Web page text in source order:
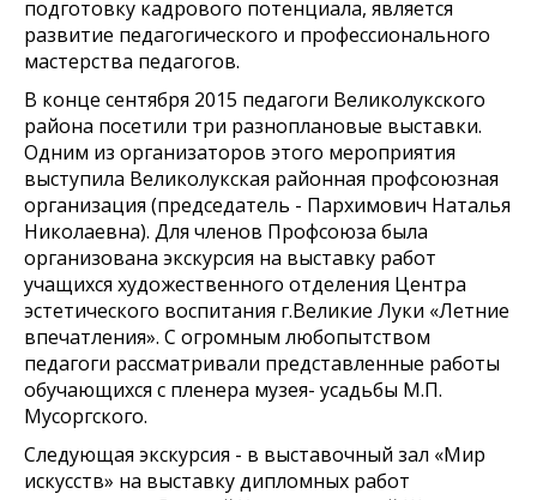
подготовку кадрового потенциала, является
развитие педагогического и профессионального
мастерства педагогов.
В конце сентября 2015 педагоги Великолукского
района посетили три разноплановые выставки.
Одним из организаторов этого мероприятия
выступила Великолукская районная профсоюзная
организация (председатель - Пархимович Наталья
Николаевна). Для членов Профсоюза была
организована экскурсия на выставку работ
учащихся художественного отделения Центра
эстетического воспитания г.Великие Луки «Летние
впечатления». С огромным любопытством
педагоги рассматривали представленные работы
обучающихся с пленера музея- усадьбы М.П.
Мусоргского.
Следующая экскурсия - в выставочный зал «Мир
искусств» на выставку дипломных работ